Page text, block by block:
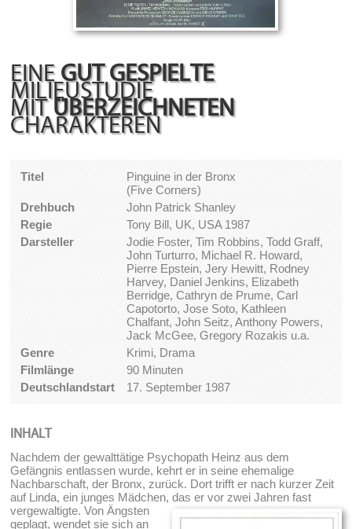
EINE GUT GESPIELTE
MILIEUSTUDIE
MITÜBERZEICHNETEN
CHARAKTEREN
Titel
Pinguine in der Bronx
(Five Corners)
Drehbuch
John Patrick Shanley
Regie
Tony Bill, UK, USA 1987
Darsteller
Jodie Foster, Tim Robbins, Todd Graff,
John Turturro, Michael R. Howard,
Pierre Epstein, Jery Hewitt, Rodney
Harvey, Daniel Jenkins, Elizabeth
Berridge, Cathryn de Prume, Carl
Capotorto, Jose Soto, Kathleen
Chalfant, John Seitz, Anthony Powers,
Jack McGee, Gregory Rozakis u.a.
Genre
Krimi, Drama
Filmlänge
90 Minuten
Deutschlandstart
17. September 1987
INHALT
Nachdem der gewalttätige Psychopath Heinz aus dem
Gefängnis entlassen wurde, kehrt er in seine ehemalige
Nachbarschaft, der Bronx, zurück. Dort trifft er nach kurzer Zeit
auf Linda, ein junges Mädchen, das er vor zwei Jahren fast
vergewaltigte.Von Ängsten
geplagt, wendet sie sich an